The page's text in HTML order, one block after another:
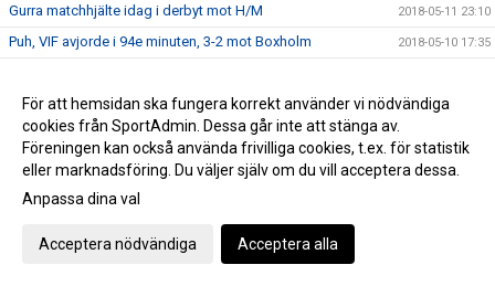
Gurra matchhjälte idag i derbyt mot H/M 2018-05-11 23:10
Puh, VIF avjorde i 94e minuten, 3-2 mot Boxholm 2018-05-10 17:35
Boston vann div 6-derbyt mot VIF Akademi 2018-04-29 21:28
VIF besegrade Myresjö med 2-0 2018-04-28 16:25
Hemmamatch för ett VIF som hittat målformen sista veckan 2018-04-27 21:33
Bergdalens IK på lördag!
Öppettider på kansliet Valborg och 1:a maj
Historisk seger för Akademilaget
För att hemsidan ska fungera korrekt använder vi nödvändiga
cookies från SportAdmin. Dessa går inte att stänga av.
Föreningen kan också använda frivilliga cookies, t.ex. för statistik
eller marknadsföring. Du väljer själv om du vill acceptera dessa.
Anpassa dina val
Acceptera nödvändiga Acceptera alla